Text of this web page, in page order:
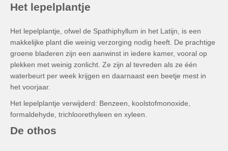
Het lepelplantje
Het lepelplantje, ofwel de Spathiphyllum in het Latijn, is een
makkelijke plant die weinig verzorging nodig heeft. De prachtige
groene bladeren zijn een aanwinst in iedere kamer, vooral op
plekken met weinig zonlicht. Ze zijn al tevreden als ze één
waterbeurt per week krijgen en daarnaast een beetje mest in
het voorjaar.
Het lepelplantje verwijderd: Benzeen, koolstofmonoxide,
formaldehyde, trichloorethyleen en xyleen.
De othos